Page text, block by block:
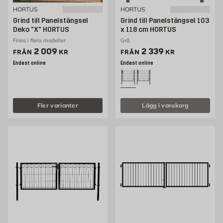
HORTUS
Grind till Panelstängsel
Deko "X" HORTUS
Finns i flera modeller
FRÅN Pris 2009 kr
2 009 KR
Endast online
Fler varianter
HORTUS
Grind till Panelstängsel 103
x 118 cm HORTUS
Grå
FRÅN Pris 2339 kr
2 339 KR
Endast online
Lägg i varukorg